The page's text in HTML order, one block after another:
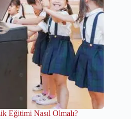
Eğitimi Nasıl Olmalı?